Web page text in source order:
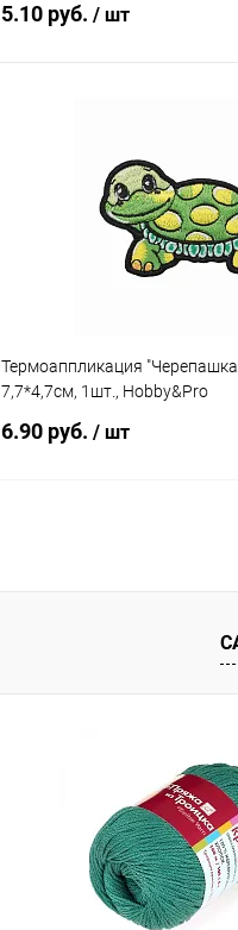
5.10 руб. / шт
Купить в 1 клик
В избранное
Термоаппликация
7,7*4,7см, 1шт., Hobby&Pro
6.90 руб. / шт
Купить в 1 клик